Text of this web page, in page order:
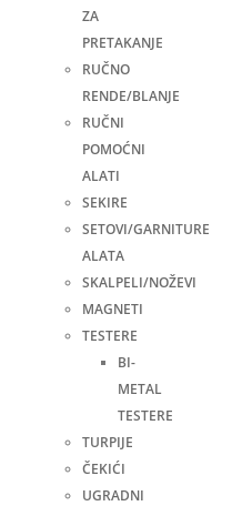
ZA
PRETAKANJE
RUČNO
RENDE/BLANJE
RUČNI
POMOĆNI
ALATI
SEKIRE
SETOVI/GARNITURE
ALATA
SKALPELI/NOŽEVI
MAGNETI
TESTERE
BI-
METAL
TESTERE
TURPIJE
ČEKIĆI
UGRADNI